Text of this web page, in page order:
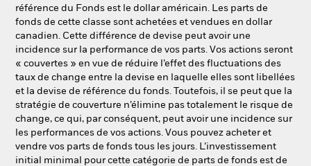
référence du Fonds est le dollar américain. Les parts de
fonds de cette classe sont achetées et vendues en dollar
canadien. Cette différence de devise peut avoir une
incidence sur la performance de vos parts. Vos actions seront
« couvertes » en vue de réduire l’effet des fluctuations des
taux de change entre la devise en laquelle elles sont libellées
et la devise de référence du fonds. Toutefois, il se peut que la
stratégie de couverture n’élimine pas totalement le risque de
change, ce qui, par conséquent, peut avoir une incidence sur
les performances de vos actions. Vous pouvez acheter et
vendre vos parts de fonds tous les jours. L’investissement
initial minimal pour cette catégorie de parts de fonds est de